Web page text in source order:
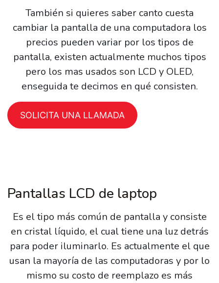
También si quieres saber canto cuesta
cambiar la pantalla de una computadora los
precios pueden variar por los tipos de
pantalla, existen actualmente muchos tipos
pero los mas usados son LCD y OLED,
enseguida te decimos en qué consisten.
SOLICITA UNA LLAMADA
Pantallas LCD de laptop
Es el tipo más común de pantalla y consiste
en cristal líquido, el cual tiene una luz detrás
para poder iluminarlo. Es actualmente el que
usan la mayoría de las computadoras y por lo
mismo su costo de reemplazo es más